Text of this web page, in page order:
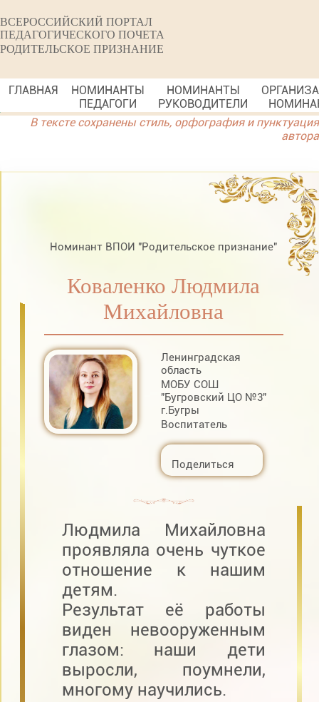
ВСЕРОССИЙСКИЙ ПОРТАЛ
ПЕДАГОГИЧЕСКОГО ПОЧЕТА
РОДИТЕЛЬСКОЕ ПРИЗНАНИЕ
ГЛАВНАЯ
НОМИНАНТЫ
ПЕДАГОГИ
НОМИНАНТЫ
РУКОВОДИТЕЛИ
В тексте сохранены стиль, орфография и пунктуация
автора
Номинант ВПОИ "Родительское признание"
Коваленко Людмила
Михайловна
Ленинградская
область
МОБУ СОШ
"Бугровский ЦО №3"
г.Бугры
Воспитатель
Поделиться
Людмила Михайловна
проявляла очень чуткое
отношение к нашим
детям.
Результат её работы
виден невооруженным
глазом: наши дети
выросли, поумнели,
многому научились.